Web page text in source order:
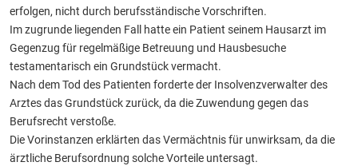
erfolgen, nicht durch berufsständische Vorschriften.
Im zugrunde liegenden Fall hatte ein Patient seinem Hausarzt im
Gegenzug für regelmäßige Betreuung und Hausbesuche
testamentarisch ein Grundstück vermacht.
Nach dem Tod des Patienten forderte der Insolvenzverwalter des
Arztes das Grundstück zurück, da die Zuwendung gegen das
Berufsrecht verstoße.
Die Vorinstanzen erklärten das Vermächtnis für unwirksam, da die
ärztliche Berufsordnung solche Vorteile untersagt.